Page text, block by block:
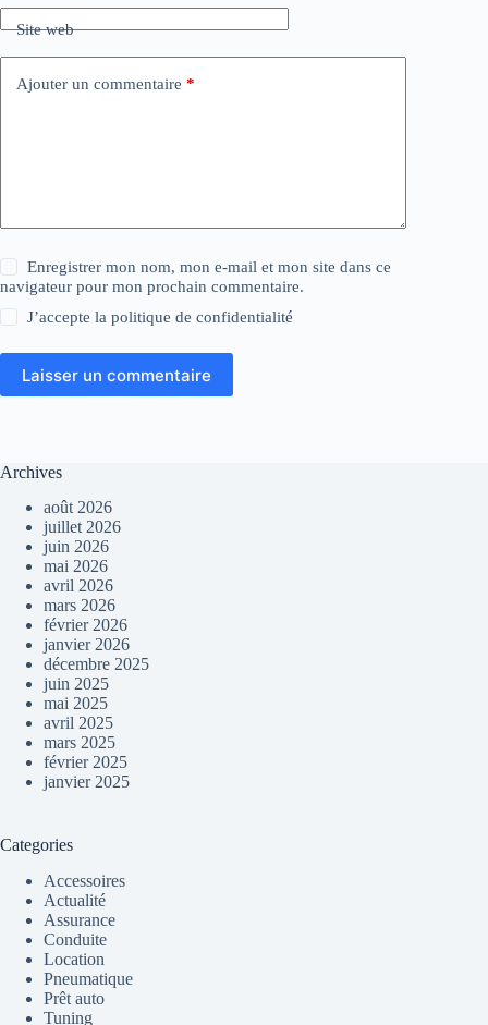
Site web
Ajouter un commentaire *
Enregistrer mon nom, mon e-mail et mon site dans ce
navigateur pour mon prochain commentaire.
J’accepte lapolitique de confidentialité
Laisser un commentaire
Archives
août 2026
juillet 2026
juin 2026
mai 2026
avril 2026
mars 2026
février 2026
janvier 2026
décembre 2025
juin 2025
mai 2025
avril 2025
mars 2025
février 2025
janvier 2025
Categories
Accessoires
Actualité
Assurance
Conduite
Location
Pneumatique
Prêt auto
Tuning